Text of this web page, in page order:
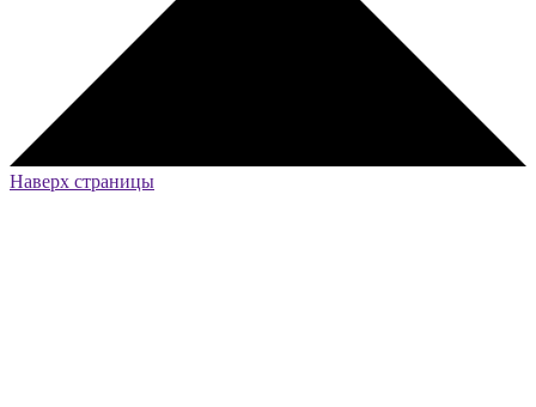
Наверх страницы